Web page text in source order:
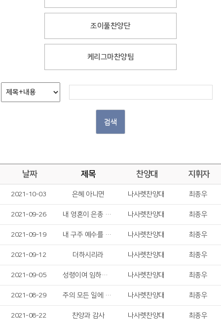
조이풀찬양단
케리그마찬양팀
검색
날짜 제목 찬양대 지휘자
2021-10-03 은혜 아니면 나사렛찬양대 최종우
2021-09-26 내 영혼이 은총 입어 나사렛찬양대 최종우
2021-09-19 내 구주 예수를 더욱 사랑 나사렛찬양대 최종우
2021-09-12 더하시리라 나사렛찬양대 최종우
2021-09-05 성령이여 임하소서 나사렛찬양대 최종우
2021-08-29 주의 모든 일에 감사드리며 나사렛찬양대 최종우
2021-08-22 찬양과 감사 나사렛찬양대 최종우